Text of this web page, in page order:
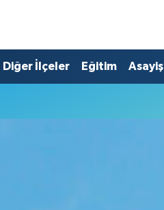
Diğer İlçeler Eğitim Asayiş